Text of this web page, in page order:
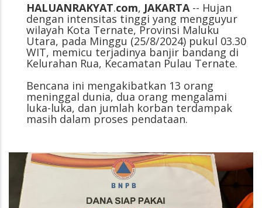
HALUANRAKYAT.com, JAKARTA-- Hujan
dengan intensitas tinggi yang mengguyur
wilayah Kota Ternate, Provinsi Maluku
Utara, pada Minggu (25/8/2024) pukul 03.30
WIT, memicu terjadinya banjir bandang di
Kelurahan Rua, Kecamatan Pulau Ternate.
Bencana ini mengakibatkan 13 orang
meninggal dunia, dua orang mengalami
luka-luka, dan jumlah korban terdampak
masih dalam proses pendataan.